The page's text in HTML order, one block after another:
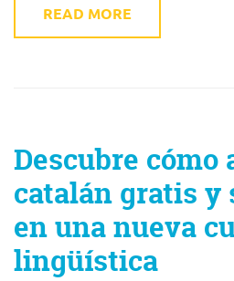
READ MORE
Descubre cómo
catalán gratis y
en una nueva
lingüística